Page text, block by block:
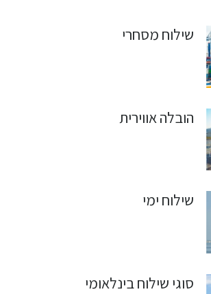
שילוח מסחרי
הובלה אווירית
שילוח ימי
סוגי שילוח בינלאומי